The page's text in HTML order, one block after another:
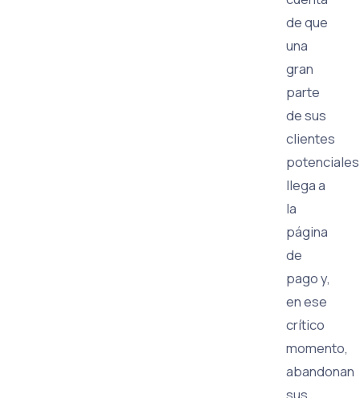
de que
una
gran
parte
de sus
clientes
potenciales
llega a
la
página
de
pago y,
en ese
crítico
momento,
abandonan